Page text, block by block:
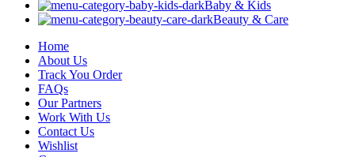
Baby & Kids
Beauty & Care
Home
About Us
Track You Order
FAQs
Our Partners
Work With Us
Contact Us
Wishlist